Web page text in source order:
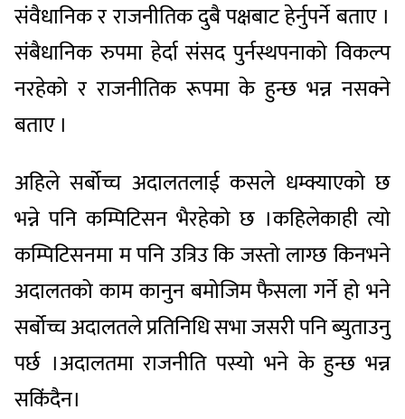
संवैधानिक र राजनीतिक दुबै पक्षबाट हेर्नुपर्ने बताए ।
संबैधानिक रुपमा हेर्दा संसद पुर्नस्थपनाको विकल्प
नरहेको र राजनीतिक रूपमा के हुन्छ भन्न नसक्ने
बताए ।
अहिले सर्बोच्च अदालतलाई कसले धम्क्याएको छ
भन्ने पनि कम्पिटिसन भैरहेको छ ।कहिलेकाही त्यो
कम्पिटिसनमा म पनि उत्रिउ कि जस्तो लाग्छ किनभने
अदालतको काम कानुन बमोजिम फैसला गर्ने हो भने
सर्बोच्च अदालतले प्रतिनिधि सभा जसरी पनि ब्युताउनु
पर्छ ।अदालतमा राजनीति पस्यो भने के हुन्छ भन्न
सकिंदैन।